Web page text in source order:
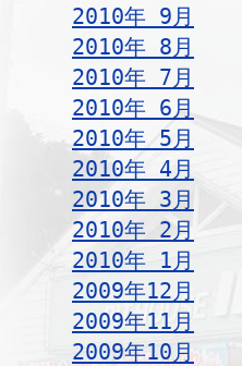
2010年 9月
2010年 8月
2010年 7月
2010年 6月
2010年 5月
2010年 4月
2010年 3月
2010年 2月
2010年 1月
2009年12月
2009年11月
2009年10月